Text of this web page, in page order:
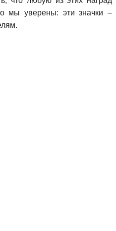
мы уверены: эти значки –